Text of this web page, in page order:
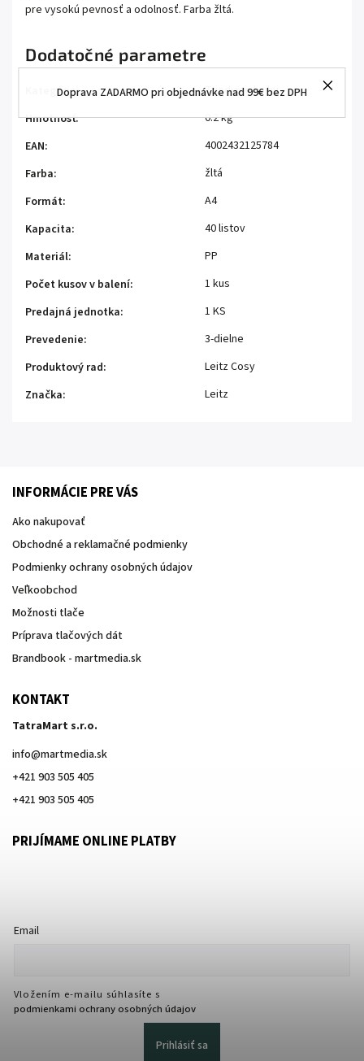
Doprava ZADARMO pri objednávke nad 99€ bez DPH
pre vysokú pevnosť a odolnosť. Farba žltá.
Dodatočné parametre
Kategória:
Triediace knihy
Hmotnosť:
0.2 kg
EAN:
4002432125784
Farba:
žltá
Formát:
A4
Kapacita:
40 listov
Materiál:
PP
Počet kusov v balení:
1 kus
Predajná jednotka:
1 KS
Prevedenie:
3-dielne
Produktový rad:
Leitz Cosy
Značka: Leitz
INFORMÁCIE PRE VÁS
Ako nakupovať
Obchodné a reklamačné podmienky
Podmienky ochrany osobných údajov
Veľkoobchod
Možnosti tlače
Príprava tlačových dát
Brandbook - martmedia.sk
KONTAKT
TatraMart s.r.o.
info@martmedia.sk
+421 903 505 405
+421 903 505 405
PRIJÍMAME ONLINE PLATBY
Email
Vložením e-mailu súhlasíte s
podmienkami ochrany osobných údajov
Prihlásiť sa